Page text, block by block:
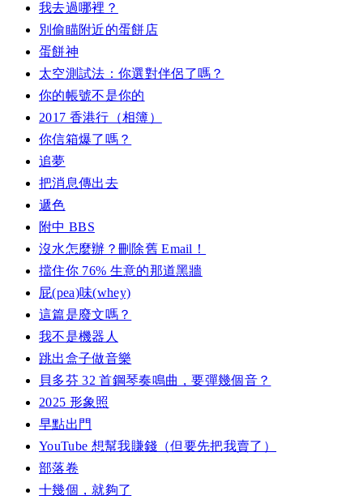
我去過哪裡？
別偷瞄附近的蛋餅店
蛋餅神
太空測試法：你選對伴侶了嗎？
你的帳號不是你的
2017 香港行（相簿）
你信箱爆了嗎？
追夢
把消息傳出去
遞色
附中 BBS
沒水怎麼辦？刪除舊 Email！
擋住你 76% 生意的那道黑牆
屁(pea)味(whey)
這篇是廢文嗎？
我不是機器人
跳出盒子做音樂
貝多芬 32 首鋼琴奏鳴曲，要彈幾個音？
2025 形象照
早點出門
YouTube 想幫我賺錢（但要先把我賣了）
部落卷
十幾個，就夠了